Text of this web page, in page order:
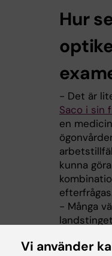
Hur
- Det är
Saco i sin
en
kunna
- Många
Vi använder